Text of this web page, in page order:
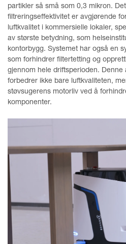
partikler så små som 0,3 mikron.
filtreringseffektivitet er avgjørende
luftkvalitet i kommersielle lokaler,
av største betydning, som
kontorbygg. Systemet har også en
som forhindrer filtertetting og
gjennom hele driftsperioden. Denne
forbedrer ikke bare luftkvaliteten,
støvsugerens motorliv ved å
komponenter.